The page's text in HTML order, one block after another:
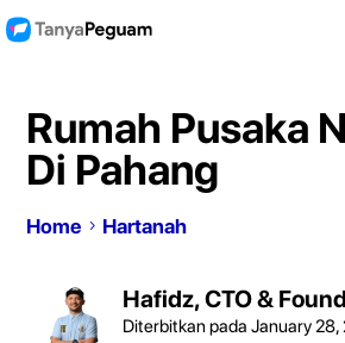
Rumah Pusaka
Di Pahang
Home Hartanah
Hafidz, CTO &
Diterbitkan pada January 28,